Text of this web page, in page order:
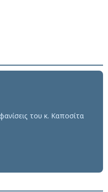
του κ. Καποσίτα